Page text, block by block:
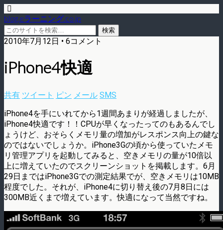
blog.eラーニング.co.jp
2010年7月12日 • 6コメント
iPhone4快適
共有 ツイート ピン メール SMS
iPhone4を手にいれてから1週間あまりが経過しましたが、
iPhone4快適です！！CPUが早くなったってのもあるんでし
ょうけど、おそらくメモリ量の増加がレスポンス向上の鍵な
のではないでしょうか。iPhone3Gの頃から使っていたメモ
リ管理アプリを起動してみると、空きメモリの量が10倍以
上に増えていたのでスクリーンショットを掲載します。6月
29日まではiPhone3Gでの測定結果でが、空きメモリは10MB
程度でした。それが、iPhone4に切り替え後の7月8日には
300MB近くまで増えています。快適になって当然ですね。